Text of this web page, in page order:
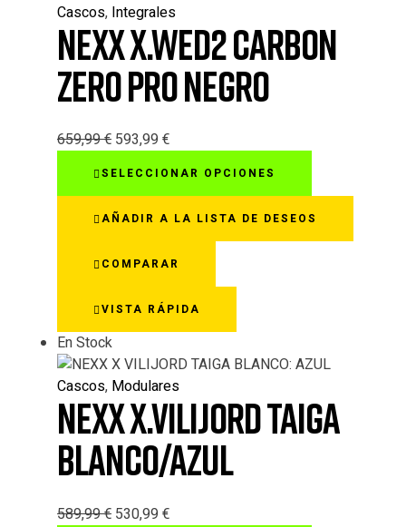
la
página
Cascos, Integrales
NEXX X.WED2 CARBON
ZERO PRO NEGRO
659,99€ 593,99 €
SELECCIONAR OPCIONES
múltiples
variantes.
elegir
la
página
AÑADIR A LA LISTA DE DESEOS
COMPARAR
VISTA RÁPIDA
En Stock
Cascos, Modulares
NEXX X.VILIJORD TAIGA
BLANCO/AZUL
589,99€ 530,99 €